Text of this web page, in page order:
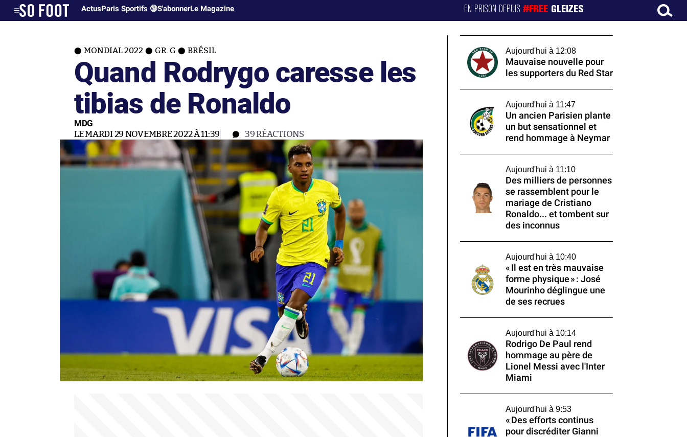
ActusParis Sportifs 🔞S'abonnerLe Magazine EN PRISON DEPUIS#FREE GLEIZES
MONDIAL 2022 GR. G BRÉSIL
Quand Rodrygo caresse les
tibias de Ronaldo
MDG
LE MARDI 29 NOVEMBRE 2022 À 11:39 39RÉACTIONS
Aujourd'hui à 12:08
Mauvaise nouvelle pour
les supporters du Red Star
Aujourd'hui à 11:47
Un ancien Parisien plante
un but sensationnel et
rend hommage à Neymar
Aujourd'hui à 11:10
Des milliers de personnes
se rassemblent pour le
mariage de Cristiano
Ronaldo... et tombent sur
des inconnus
Aujourd'hui à 10:40
« Il est en très mauvaise
forme physique » : José
Mourinho déglingue une
de ses recrues
Aujourd'hui à 10:14
Rodrigo De Paul rend
hommage au père de
Lionel Messi avec l'Inter
Miami
Aujourd'hui à 9:53
« Des efforts continus
pour discréditer Gianni